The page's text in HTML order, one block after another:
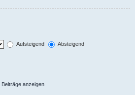
Aufsteigend
Absteigend
anzeigen